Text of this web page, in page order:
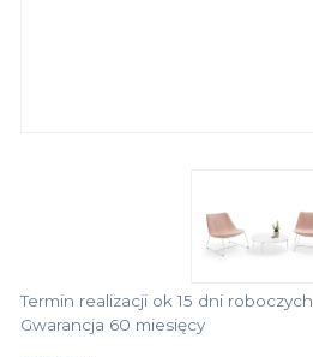
Termin realizacji ok 15 dni roboczych
Gwarancja 60 miesięcy